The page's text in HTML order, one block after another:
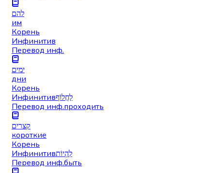
להם
им
Корень
Инфинитив
Перевод инф.
ימים
дни
Корень
Инфинитивלַחֲלוֹף
Перевод инф.проходить
קצרים
короткие
Корень
Инфинитивלִהְיוֹת
Перевод инф.быть